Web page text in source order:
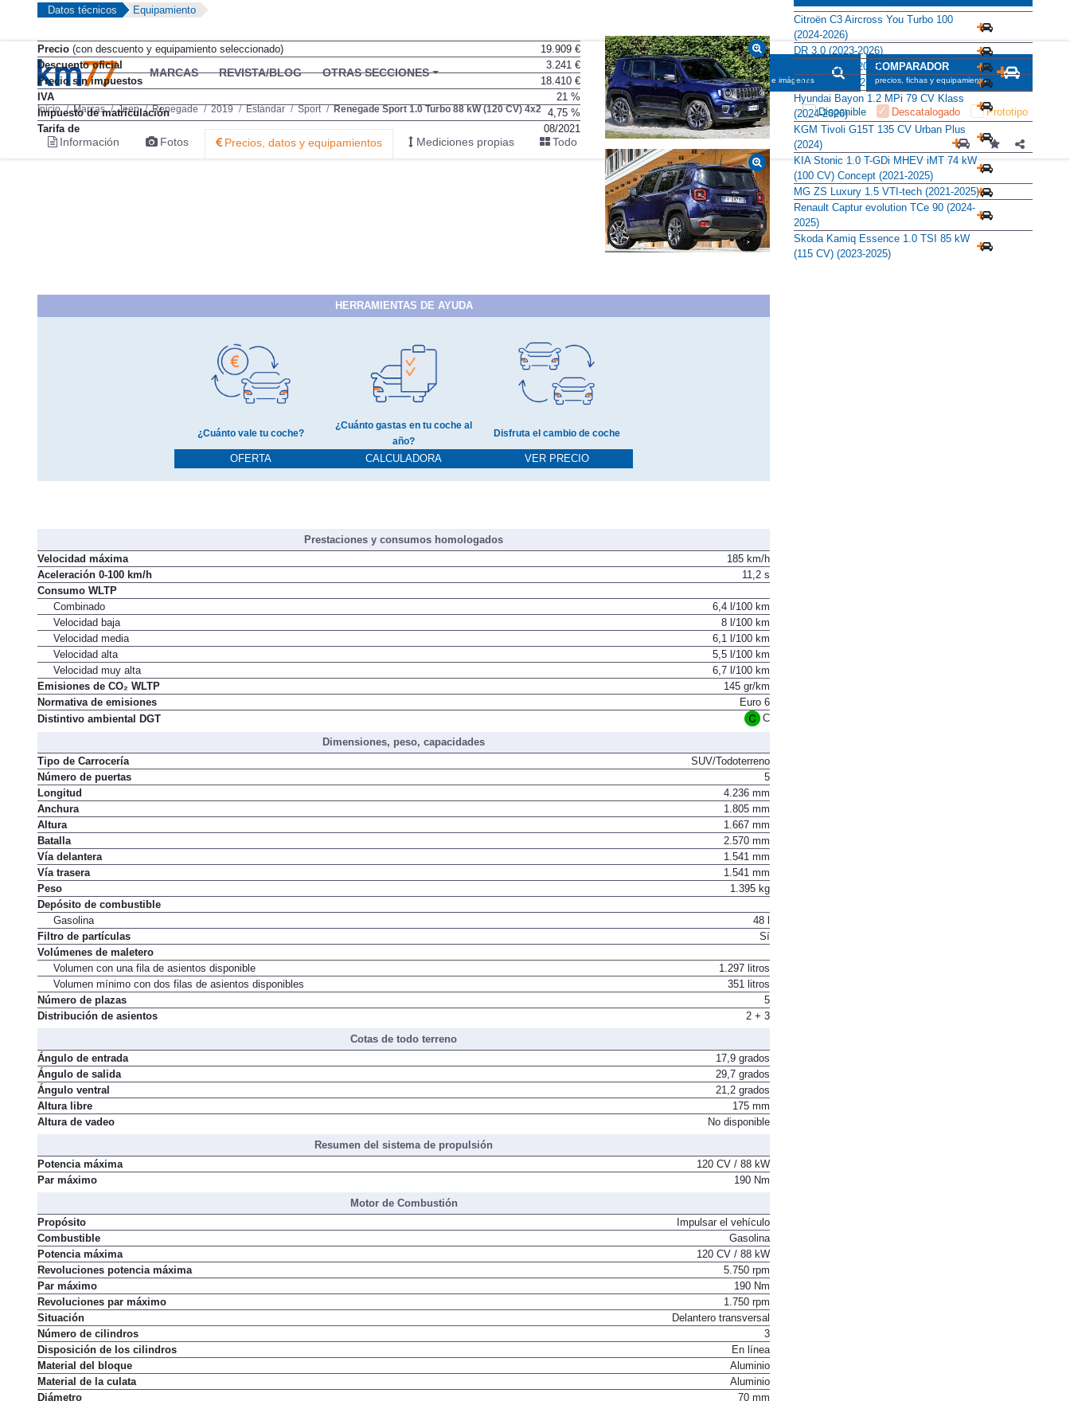
Precio(con descuento y equipamiento seleccionado)
19.909 €
Descuento oficial
3.241 €
Precio sin impuestos
18.410 €
IVA
21 %
Impuesto de matriculación
4,75 %
Tarifa de
08/2021
HERRAMIENTAS DE AYUDA
OFERTA
¿Cuánto gastas en tu coche al
año?
CALCULADORA VER PRECIO
Prestaciones y consumos homologados
Velocidad máxima
185 km/h
Aceleración 0-100 km/h
Consumo WLTP
Combinado
6,4 l/100 km
Velocidad baja
8 l/100 km
Velocidad media
6,1 l/100 km
Velocidad alta
5,5 l/100 km
Velocidad muy alta
6,7 l/100 km
Emisiones de CO₂ WLTP
145 gr/km
Normativa de emisiones
Euro 6
Dimensiones, peso, capacidades
Tipo de Carrocería
SUV/Todoterreno
Número de puertas
5
Longitud
4.236 mm
Anchura
1.805 mm
Altura
1.667 mm
Batalla
2.570 mm
Vía delantera
1.541 mm
Vía trasera
1.541 mm
Peso
Depósito de combustible
Gasolina
48 l
Filtro de partículas
Volúmenes de maletero
Volumen con una fila de asientos disponible
1.297 litros
Volumen mínimo con dos filas de asientos disponibles
351 litros
Número de plazas
5
Cotas de todo terreno
Ángulo de entrada
17,9 grados
Ángulo de salida
29,7 grados
Ángulo ventral
21,2 grados
Altura libre
175 mm
Resumen del sistema de propulsión
Potencia máxima
120 CV / 88 kW
Motor de Combustión
Propósito
Impulsar el vehículo
Combustible
Gasolina
Potencia máxima
120 CV / 88 kW
Revoluciones potencia máxima
5.750 rpm
Par máximo
190 Nm
Revoluciones par máximo
1.750 rpm
Situación
Delantero transversal
Número de cilindros
3
Disposición de los cilindros
En línea
Material del bloque
Aluminio
Material de la culata
Aluminio
Alternativas
Citroën C3 Aircross You Turbo 100
(2024-2026)
DR 3.0 (2023-2026)
DR 4.0 (2022-2025)
EVO 4 1.6 (2023)
Hyundai Bayon 1.2 MPi 79 CV Klass
(2024-2026)
KGM Tivoli G15T 135 CV Urban Plus
(2024)
KIA Stonic 1.0 T-GDi MHEV iMT 74 kW
(100 CV) Concept (2021-2025)
MG ZS Luxury 1.5 VTI-tech (2021-2025)
Renault Captur evolution TCe 90 (2024-
2025)
Skoda Kamiq Essence 1.0 TSI 85 kW